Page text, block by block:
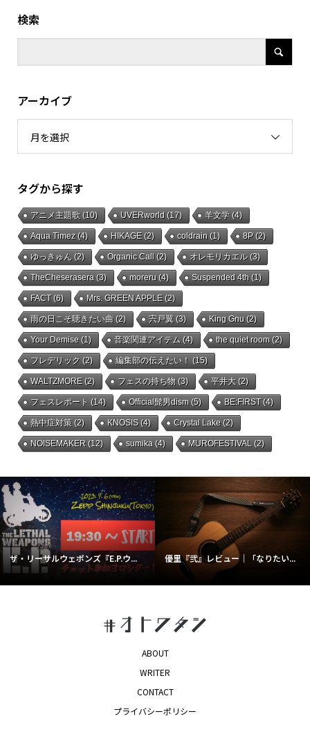
検索
アーカイブ
月を選択
タグから探す
アニメ主題歌(10) UVERworld(17) 羊文学(4)
Aqua Timez(4) HIKAGE(2) coldrain(1) 8P(2)
ゆっきゅん(2) Organic Call(2) オレモリカエル(3)
TheCheserasera(3) moreru(4) Suspended 4th(1)
FACT(6) Mrs. GREEN APPLE(2)
雨の日こそ聴きたい曲(2) 宍戸翼(3) King Gnu(2)
Your Demise(1) 音楽関連アイテム(4) the quiet room(2)
フレデリック (2) 編集部の伝えたい！ (15)
WALTZMORE(2) フェスの持ち物(3) 平井大(2)
フェスレポート (14) Official髭男dism(5) BE:FIRST(4)
熱中症対策(2) KNOSIS(4) Crystal Lake(2)
NOISEMAKER(12) sumika(4) MUROFESTIVAL(2)
ザ・リーサルウェポンズ『E.P.ウ... 優里『弐』レビュー｜「なりたい...
ABOUT
WRITER
CONTACT
プライバシーポリシー